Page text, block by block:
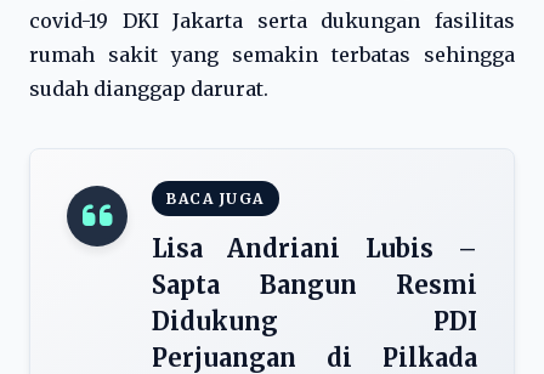
covid-19 DKI Jakarta serta dukungan fasilitas
rumah sakit yang semakin terbatas sehingga
sudah dianggap darurat.
BACA JUGA
Lisa Andriani Lubis –
Sapta Bangun Resmi
Didukung PDI
Perjuangan di Pilkada